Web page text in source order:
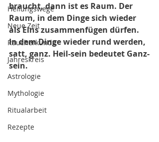
Heilungswege
Neue Zeit
Räucherkunde
Jahreskreis
Astrologie
Mythologie
Ritualarbeit
Rezepte
braucht, dann ist es Raum. Der
Raum, in dem Dinge sich wieder
als Eins zusammenfügen dürfen.
In dem Dinge wieder rund werden,
satt, ganz. Heil-sein bedeutet Ganz-
sein.